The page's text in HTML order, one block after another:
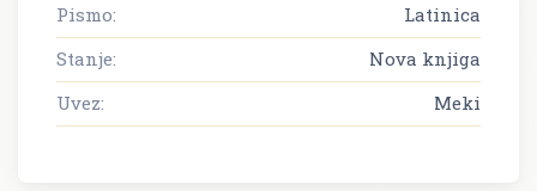
Pismo:
Latinica
Stanje:
Nova knjiga
Uvez:
Meki